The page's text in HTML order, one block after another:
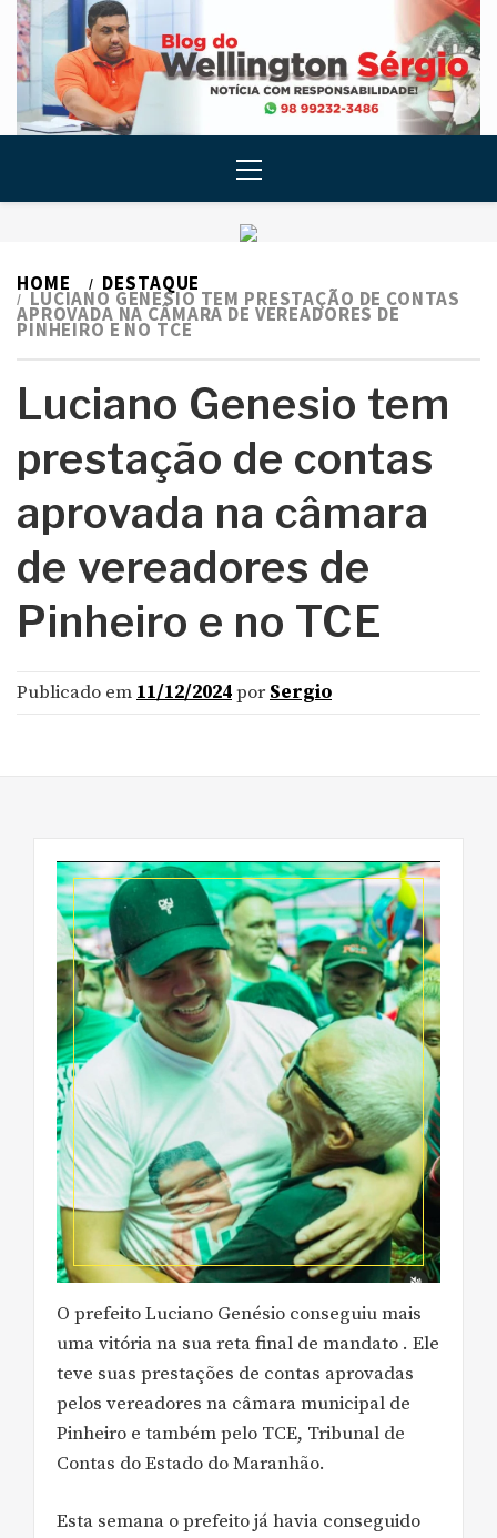
Skip
content
Menu
HOME DESTAQUE
LUCIANO GENESIO TEM PRESTAÇÃO DE CONTAS
APROVADA NA CÂMARA DE VEREADORES DE
PINHEIRO E NO TCE
Luciano Genesio tem
prestação de contas
aprovada na câmara
de vereadores de
Pinheiro e no TCE
Publicado em 11/12/2024por Sergio
O prefeito Luciano Genésio conseguiu mais
uma vitória na sua reta final de mandato . Ele
teve suas prestações de contas aprovadas
pelos vereadores na câmara municipal de
Pinheiro e também pelo TCE, Tribunal de
Contas do Estado do Maranhão.
Esta semana o prefeito já havia conseguido